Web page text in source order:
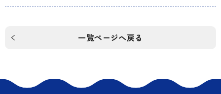
一覧ページへ戻る